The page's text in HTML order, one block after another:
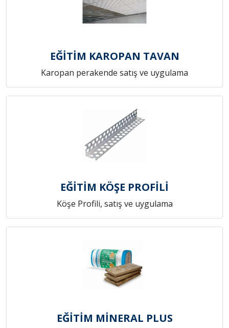
EĞİTİM KAROPAN TAVAN
Karopan perakende satış ve uygulama
EĞİTİM KÖŞE PROFİLİ
Köşe Profili, satış ve uygulama
EĞİTİM MİNERAL PLUS